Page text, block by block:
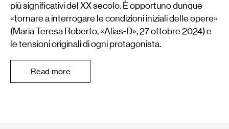
più significativi del XX secolo. È opportuno dunque
«tornare a interrogare le condizioni iniziali delle opere»
(Maria Teresa Roberto, «Alias-D», 27 ottobre 2024) e
le tensioni originali di ogni protagonista.
Read more